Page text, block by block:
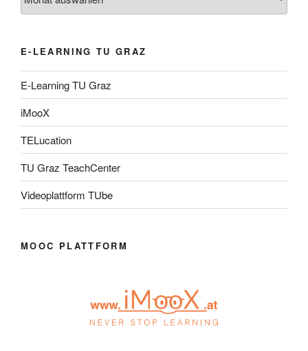
E-LEARNING TU GRAZ
E-Learning TU Graz
iMooX
TELucation
TU Graz TeachCenter
Videoplattform TUbe
MOOC PLATTFORM